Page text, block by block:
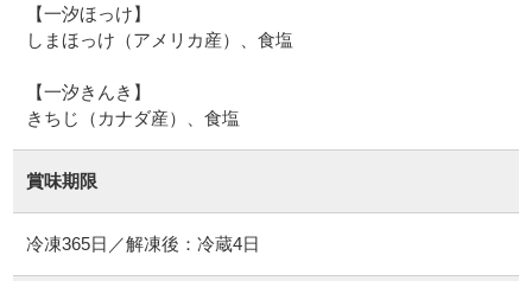
【一汐ほっけ】
しまほっけ（アメリカ産）、食塩
【一汐きんき】
賞味期限
冷凍365日／解凍後：冷蔵4日